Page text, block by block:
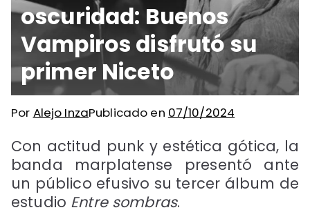
oscuridad: Buenos
Vampiros disfrutó su
primer Niceto
Por Alejo InzaPublicado en 07/10/2024
Con actitud punk y estética gótica, la
banda marplatense presentó ante
un público efusivo su tercer álbum de
estudio Entre sombras.